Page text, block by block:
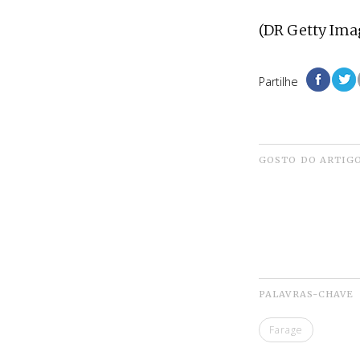
(DR Getty
Partilhe
GOSTO DO ARTIGO
PALAVRAS-CHAVE
Farage